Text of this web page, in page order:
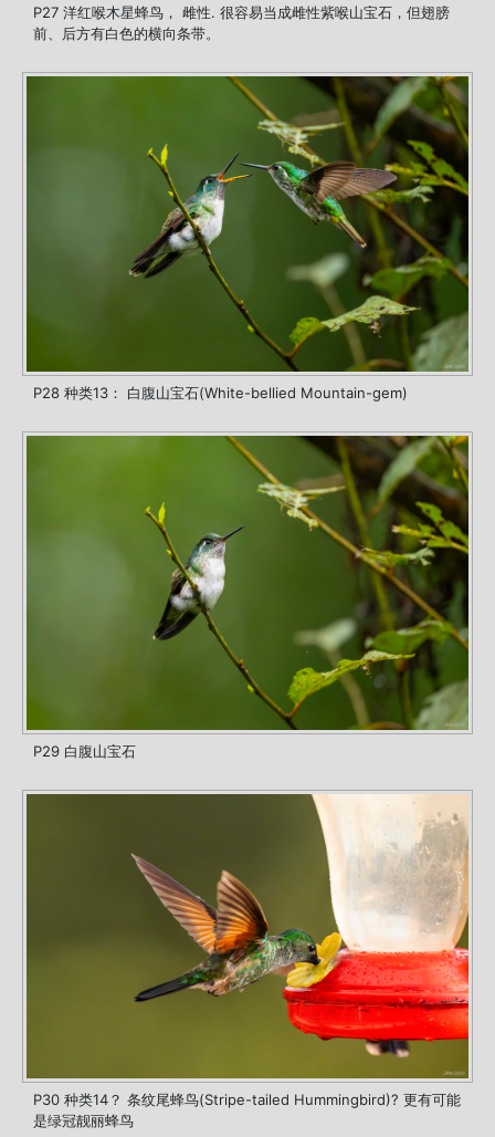
P27 洋红喉木星蜂鸟， 雌性. 很容易当成雌性紫喉山宝石，但翅膀
前、后方有白色的横向条带。
P28 种类13： 白腹山宝石(White-bellied Mountain-gem)
P29 白腹山宝石
P30 种类14？ 条纹尾蜂鸟(Stripe-tailed Hummingbird)? 更有可能
是绿冠靓丽蜂鸟